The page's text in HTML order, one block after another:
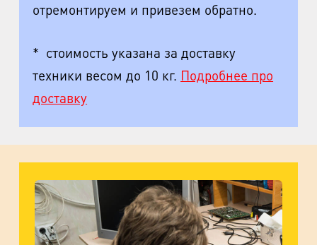
отремонтируем и привезем обратно.
* стоимость указана за доставку
техники весом до 10 кг. Подробнее про
доставку